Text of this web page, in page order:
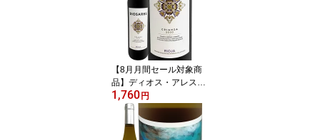
ネ・ソーヴィニヨン21%
ベン・グレッツァー 南オ
ーストラリア バロッサ・
ヴァレー エベニーザー
古木 樹齢30~130年 新樽
100% 無濾過
【8月月間セール対象商
品】ディオス・アレス・
リオハ・クリアンサ 202
0 スペイン 赤ワイン リオ
ハ 銘醸地 パーカー91点
テンプラニーリョ オーク
1,760円